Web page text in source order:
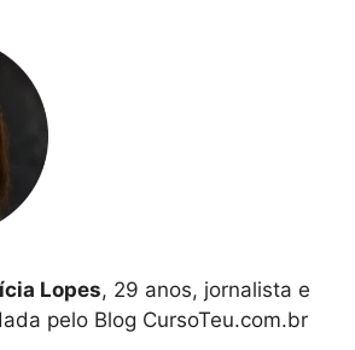
Lopes, 29 anos, jornalista e
pelo Blog CursoTeu.com.br